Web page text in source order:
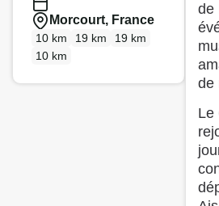
Morcourt, France
10 km 19 km
19 km
10 km
de
de
Le